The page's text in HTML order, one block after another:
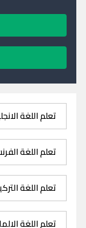
تعلم اللغة
تعلم اللغة
تعلم اللغة
تعلم اللغة